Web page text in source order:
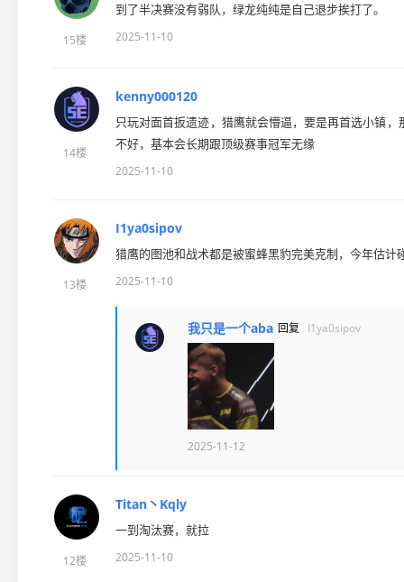
15楼
到了半决赛没有弱队，绿龙纯纯是自己退步挨打了。
2025-11-10
14楼
kenny000120
只玩对面首扳遗迹，猎鹰就会懵逼，要是再首选小镇
不好，基本会长期跟顶级赛事冠军无缘
2025-11-10
13楼
I1ya0sipov
猎鹰的图池和战术都是被蜜蜂黑豹完美克制，今年估计
2025-11-10
我只是一个aba 回复 I1ya0sipov
2025-11-12
12楼
Titan丶Kqly
一到淘汰赛，就拉
2025-11-10